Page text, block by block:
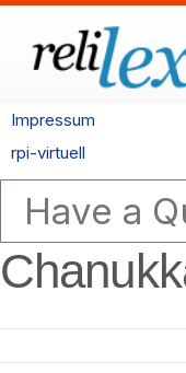
Impressum
rpi-virtuell